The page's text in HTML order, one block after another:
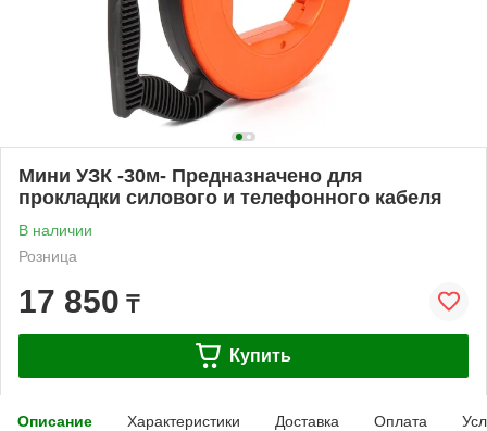
Мини УЗК -30м- Предназначено для
прокладки силового и телефонного кабеля
В наличии
Розница
17 850 ₸
Купить
Описание Характеристики Доставка Оплата